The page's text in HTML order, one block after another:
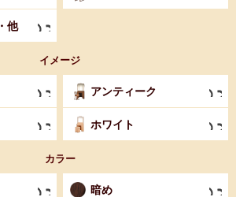
他
イメージ
アンティーク
ホワイト
カラー
暗め